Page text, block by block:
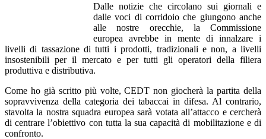
Dalle notizie che circolano sui giornali e
dalle voci di corridoio che giungono anche
alle nostre orecchie, la Commissione
europea avrebbe in mente di innalzare i
livelli di tassazione di tutti i prodotti, tradizionali e non, a livelli
insostenibili per il mercato e per tutti gli operatori della filiera
produttiva e distributiva.
Come ho già scritto più volte, CEDT non giocherà la partita della
sopravvivenza della categoria dei tabaccai in difesa. Al contrario,
stavolta la nostra squadra europea sarà votata all’attacco e cercherà
di centrare l’obiettivo con tutta la sua capacità di mobilitazione e di
confronto.